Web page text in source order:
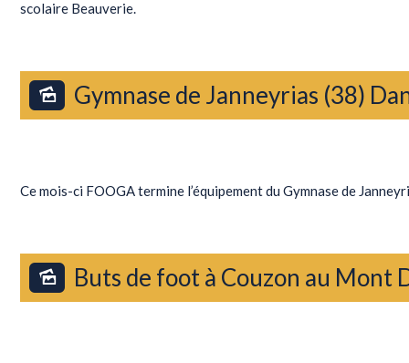
scolaire Beauverie.
Gymnase de Janneyrias (38)
Ce mois-ci FOOGA termine l’équipement du Gymnase de
Buts de foot à Couzon au Mont